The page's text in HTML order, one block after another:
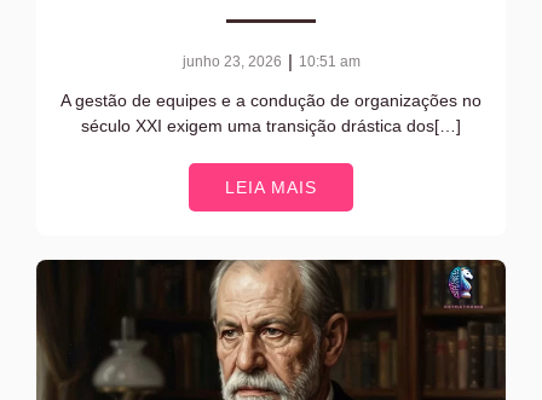
junho 23, 2026 | 10:51 am
A gestão de equipes e a condução de organizações no
século XXI exigem uma transição drástica dos[…]
LEIA MAIS